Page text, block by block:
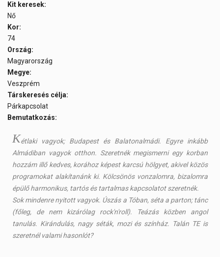
Kit keresek:
Nő
Kor:
74
Ország:
Magyarország
Megye:
Veszprém
Társkeresés célja:
Párkapcsolat
Bemutatkozás:
Kétlaki vagyok; Budapest és Balatonalmádi. Egyre inkább
Almádiban vagyok otthon. Szeretnék megismerni egy korban
hozzám illő kedves, korához képest karcsú hölgyet, akivel közös
programokat alakítanánk ki. Kölcsönös vonzalomra, bizalomra
épülő harmonikus, tartós és tartalmas kapcsolatot szeretnék.
Sok mindenre nyitott vagyok. Úszás a Tóban, séta a parton; tánc
(főleg, de nem kizárólag rock'n'roll). Teázás közben angol
tanulás. Kirándulás, nagy séták, mozi és színház. Talán TE is
szeretnél valami hasonlót?